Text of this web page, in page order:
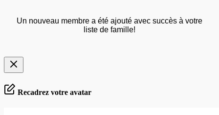
Un nouveau membre a été ajouté avec succès à votre
liste de famille!
Recadrez votre avatar